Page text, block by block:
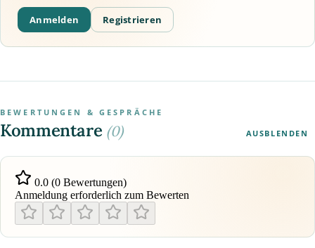
Anmelden Registrieren
BEWERTUNGEN & GESPRÄCHE
Kommentare (0) AUSBLENDEN
0.0 (0 Bewertungen)
Anmeldung erforderlich zum Bewerten